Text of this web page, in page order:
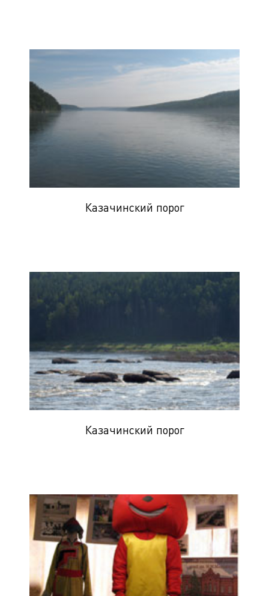
Казачинский порог
Казачинский порог